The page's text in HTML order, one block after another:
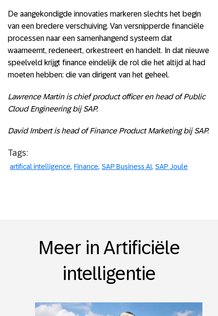
De aangekondigde innovaties markeren slechts het begin
van een bredere verschuiving. Van versnipperde financiële
processen naar een samenhangend systeem dat
waarneemt, redeneert, orkestreert en handelt. In dat nieuwe
speelveld krijgt finance eindelijk de rol die het altijd al had
moeten hebben: die van dirigent van het geheel.
Lawrence Martin is chief product officer en head of Public
Cloud Engineering bij SAP.
David Imbert is head of Finance Product Marketing bij SAP.
Tags:
artifical intelligence Finance SAP Business AI SAP Joule
Meer in Artificiële
intelligentie